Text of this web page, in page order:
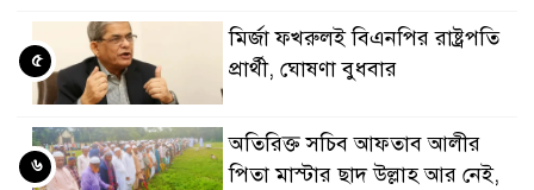
মির্জা ফখরুলই বিএনপির রাষ্ট্রপতি
প্রার্থী, ঘোষণা বুধবার
৫
অতিরিক্ত সচিব আফতাব আলীর
পিতা মাস্টার ছাদ উল্লাহ আর নেই,
৬